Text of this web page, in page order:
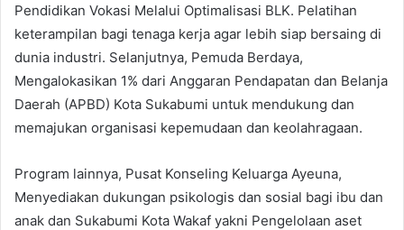
Pendidikan Vokasi Melalui Optimalisasi BLK. Pelatihan
keterampilan bagi tenaga kerja agar lebih siap bersaing di
dunia industri. Selanjutnya, Pemuda Berdaya,
Mengalokasikan 1% dari Anggaran Pendapatan dan Belanja
Daerah (APBD) Kota Sukabumi untuk mendukung dan
memajukan organisasi kepemudaan dan keolahragaan.
Program lainnya, Pusat Konseling Keluarga Ayeuna,
Menyediakan dukungan psikologis dan sosial bagi ibu dan
anak dan Sukabumi Kota Wakaf yakni Pengelolaan aset